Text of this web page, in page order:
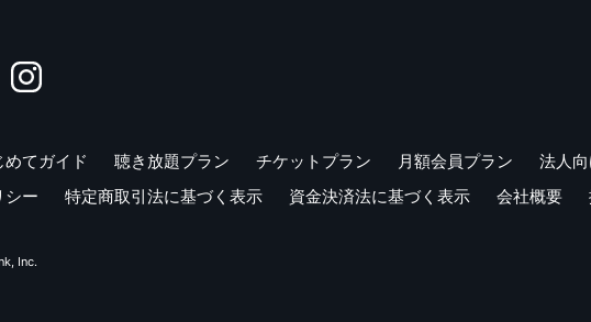
めてガイド 聴き放題プラン チケットプラン 月額会員プラン
法人
シー 特定商取引法に基づく表示 資金決済法に基づく表示 会社概要
Inc.